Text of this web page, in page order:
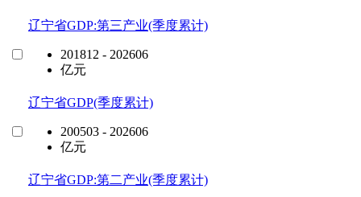
辽宁省GDP:第三产业(季度累计)
201812 - 202606
亿元
辽宁省GDP(季度累计)
200503 - 202606
亿元
辽宁省GDP:第二产业(季度累计)